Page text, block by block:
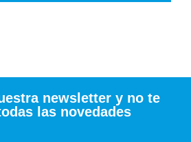
newsletter y no te
las novedades